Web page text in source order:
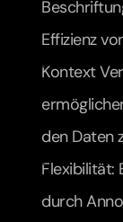
Effizienz
Kontext
den Daten
Flexibilität:
durch